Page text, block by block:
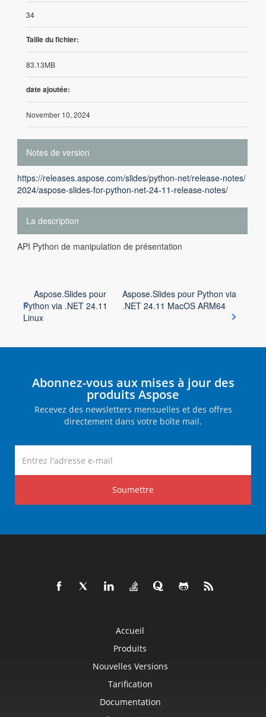
34
Taille du fichier:
83.13MB
date ajoutée:
November 10, 2024
Notes de version
https://releases.aspose.com/slides/python-net/release-notes/
2024/aspose-slides-for-python-net-24-11-release-notes/
La description
API Python de manipulation de présentation
Aspose.Slides pour
Python via .NET 24.11
Linux
Aspose.Slides pour Python via
.NET 24.11 MacOS ARM64
Abonnez-vous aux mises à jour des
produits Aspose
Recevez des newsletters mensuelles et des offres
directement dans votre boîte mail.
Soumettre
Accueil
Produits
Nouvelles Versions
Tarification
Documentation